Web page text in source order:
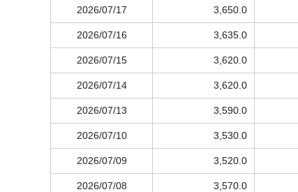
2026/07/17 3,650.0
2026/07/16 3,635.0
2026/07/15 3,620.0
2026/07/14 3,620.0
2026/07/13 3,590.0
2026/07/10 3,530.0
2026/07/09 3,520.0
2026/07/08 3,570.0